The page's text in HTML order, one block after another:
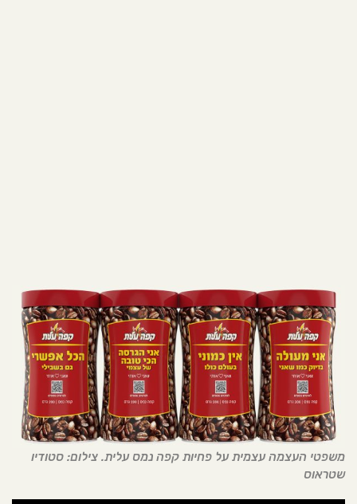
משפטי העצמה עצמית על פחיות קפה נמס עלית. צילום: סטודיו
שטראוס